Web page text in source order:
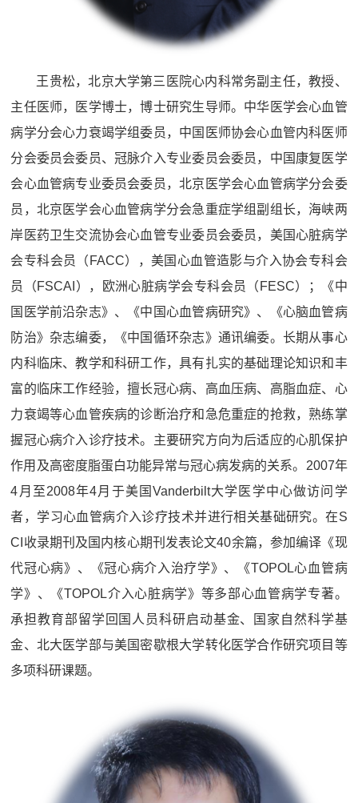
王贵松，北京大学第三医院心内科常务副主任，教授、
主任医师，医学博士，博士研究生导师。中华医学会心血管
病学分会心力衰竭学组委员，中国医师协会心血管内科医师
分会委员会委员、冠脉介入专业委员会委员，中国康复医学
会心血管病专业委员会委员，北京医学会心血管病学分会委
员，北京医学会心血管病学分会急重症学组副组长，海峡两
岸医药卫生交流协会心血管专业委员会委员，美国心脏病学
会专科会员（FACC），美国心血管造影与介入协会专科会
员（FSCAI），欧洲心脏病学会专科会员（FESC）；《中
国医学前沿杂志》、《中国心血管病研究》、《心脑血管病
防治》杂志编委，《中国循环杂志》通讯编委。长期从事心
内科临床、教学和科研工作，具有扎实的基础理论知识和丰
富的临床工作经验，擅长冠心病、高血压病、高脂血症、心
力衰竭等心血管疾病的诊断治疗和急危重症的抢救，熟练掌
握冠心病介入诊疗技术。主要研究方向为后适应的心肌保护
作用及高密度脂蛋白功能异常与冠心病发病的关系。2007年
4月至2008年4月于美国Vanderbilt大学医学中心做访问学
者，学习心血管病介入诊疗技术并进行相关基础研究。在S
CI收录期刊及国内核心期刊发表论文40余篇，参加编译《现
代冠心病》、《冠心病介入治疗学》、《TOPOL心血管病
学》、《TOPOL介入心脏病学》等多部心血管病学专著。
承担教育部留学回国人员科研启动基金、国家自然科学基
金、北大医学部与美国密歇根大学转化医学合作研究项目等
多项科研课题。